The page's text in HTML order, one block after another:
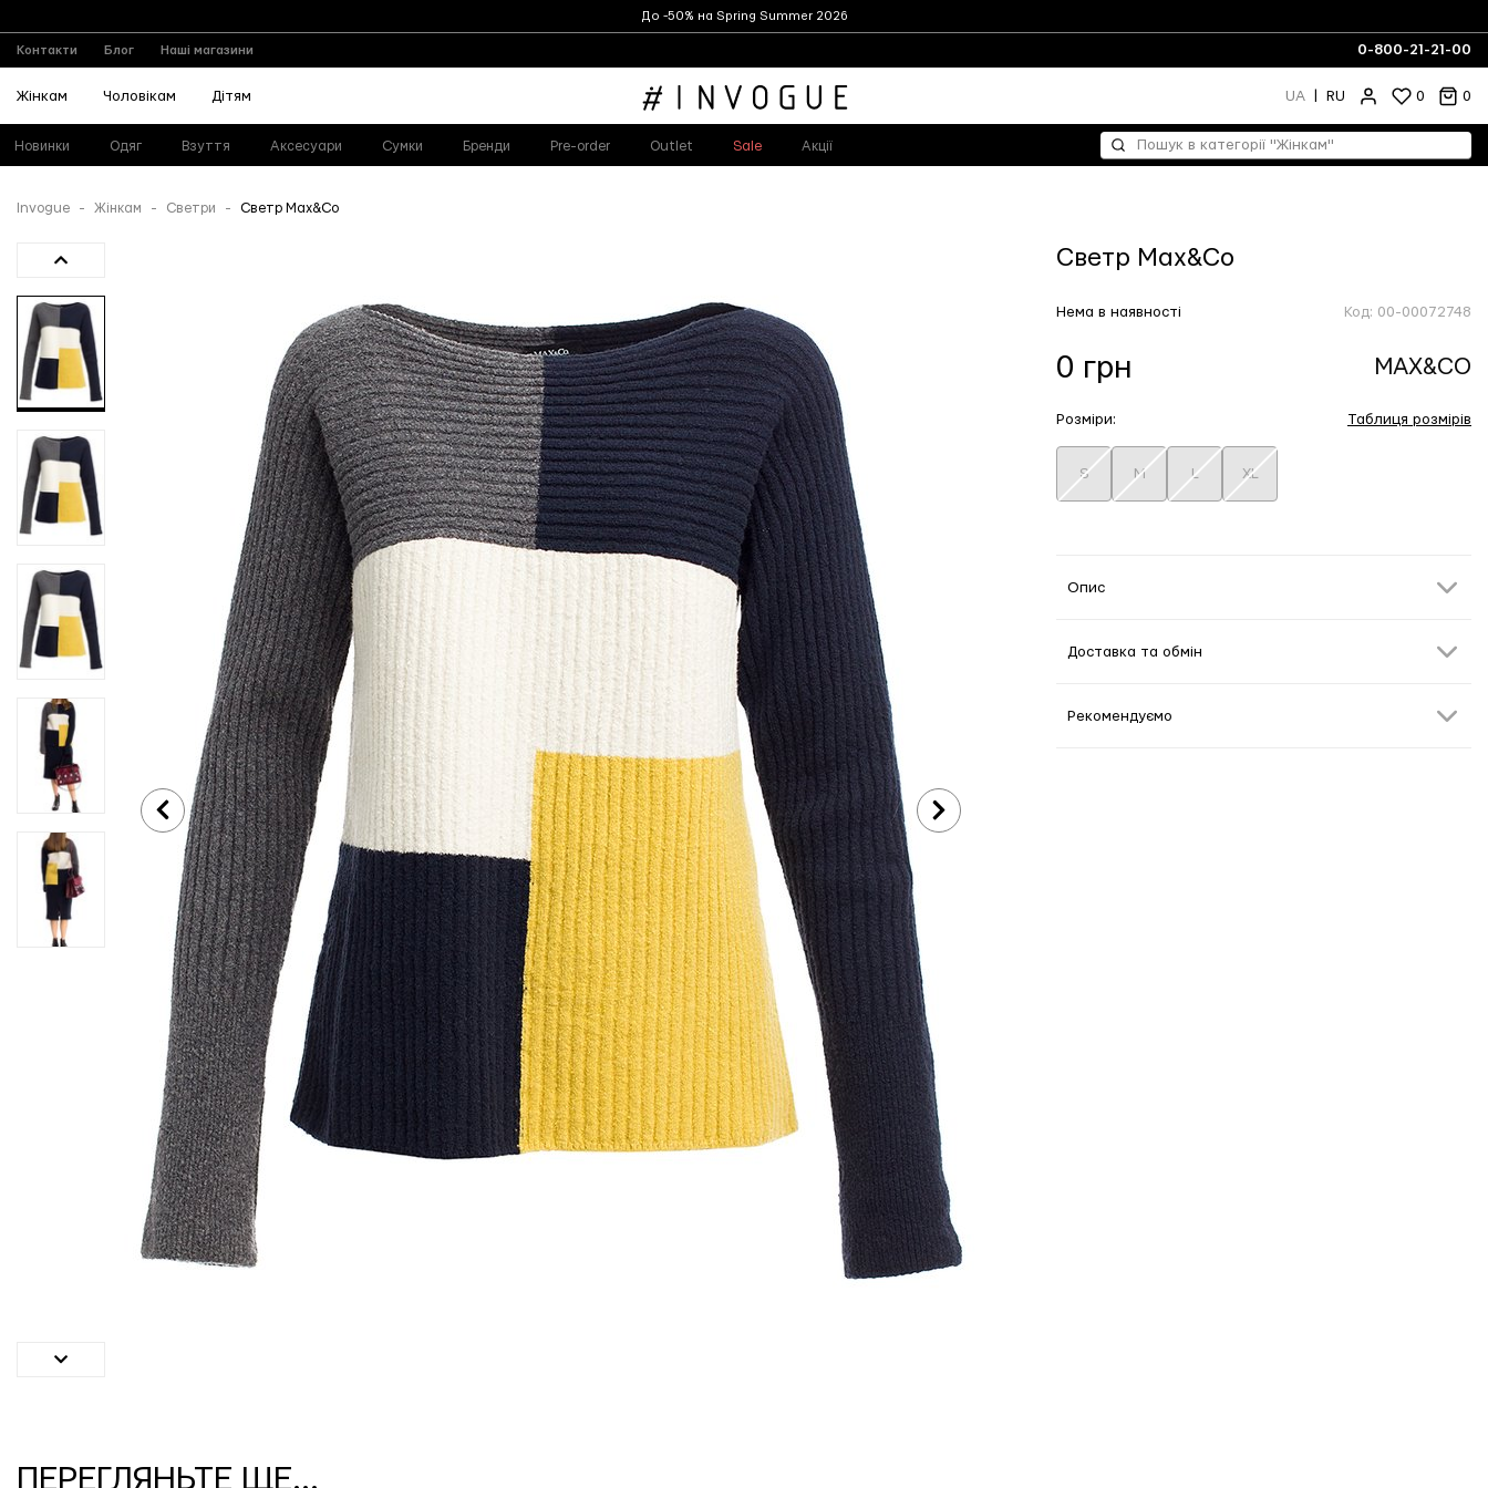
До -50% на Spring Summer 2026
Контакти Блог Наші магазини 0-800-21-21-00
Жінкам Чоловікам Дітям UA RU 0 0
Новинки Одяг Взуття Аксесуари Сумки Бренди Pre-order Outlet Sale Акції
Invogue Жінкам Светри Светр Max&Co
Светр Max&Co
Нема в наявності Код: 00-00072748
0 грн MAX&CO
Розміри:
S M L XL
Таблиця розмірів
Опис
Доставка та обмін
Рекомендуємо
ПЕРЕГЛЯНЬТЕ ЩЕ...